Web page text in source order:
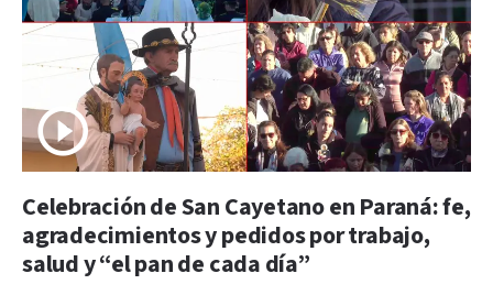
Celebración de San Cayetano en Paraná: fe,
agradecimientos y pedidos por trabajo,
salud y “el pan de cada día”